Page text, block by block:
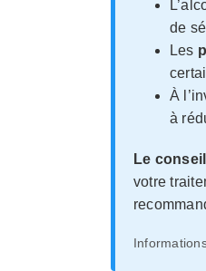
de
Les
À
à
Le
votre